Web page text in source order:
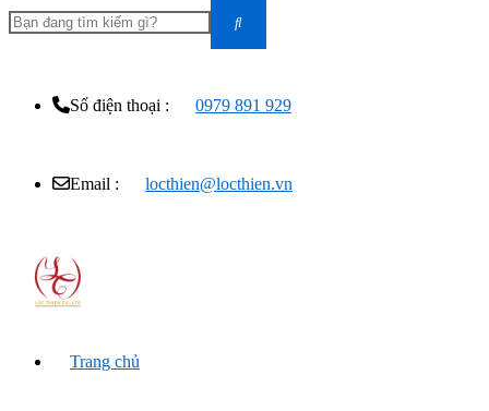
Số điện thoại : 0979 891 929
Email : locthien@locthien.vn
Trang chủ